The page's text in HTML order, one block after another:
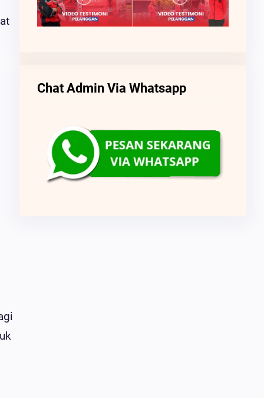
Chat Admin Via Whatsapp